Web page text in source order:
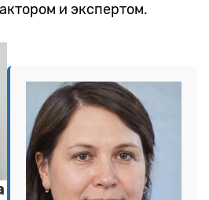
и экспертом.